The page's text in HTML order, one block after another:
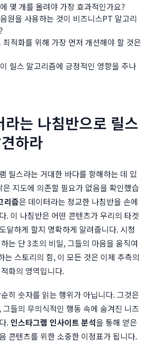
몇 개를 올려야 가장 효과적인가요?
원을 사용하는 것이 비즈니스PT 알고리
적화를 위해 가장 먼저 개선해야 할 것은
릴스 알고리즘에 긍정적인 영향을 주나
라는 나침반으로 릴스
하라
릴스라는 거대한 바다를 항해하는 데 있
지도에 의존할 필요가 없음을 확인했습
리즘은 데이터라는 정교한 나침반을 손에
. 이 나침반은 어떤 콘텐츠가 우리의 타겟
달하게 할지 명확하게 알려줍니다. 시청
는 단 3초의 비밀, 그들의 마음을 움직여
는 스토리의 힘, 이 모든 것은 이제 추측의
화의 영역입니다.
히 숫자를 읽는 행위가 아닙니다. 그것은
들의 무의식적인 행동 속에 숨겨진 니즈
. 인스타그램 인사이트 분석을 통해 얻은
콘텐츠를 위한 소중한 이정표가 됩니다.